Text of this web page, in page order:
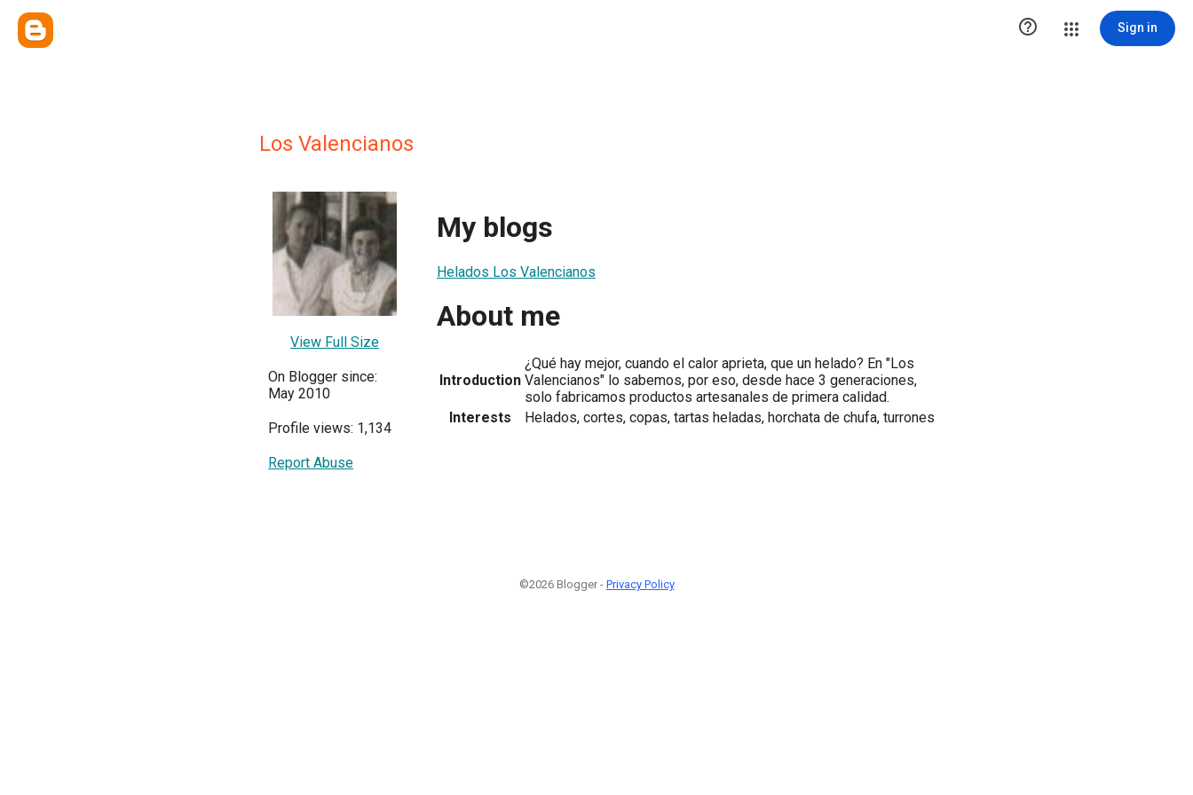
 Sign in
Los Valencianos
View Full Size
On Blogger since:
May 2010
Profile views: 1,134
Report Abuse
My blogs
Helados Los Valencianos
About me
Introduction
¿Qué hay mejor, cuando el calor aprieta, que un helado? En "Los
Valencianos" lo sabemos, por eso, desde hace 3 generaciones,
solo fabricamos productos artesanales de primera calidad.
Interests
Helados, cortes, copas, tartas heladas, horchata de chufa, turrones
©2026 Blogger - Privacy Policy